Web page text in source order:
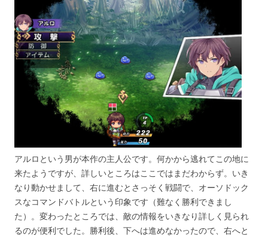
アルロという男が本作の主人公です。何かから逃れてこの地に
来たようですが、詳しいところはここではまだわからず。いき
なり動かせまして、右に進むとさっそく戦闘で、オーソドック
スなコマンドバトルという印象です（難なく勝利できまし
た）。変わったところでは、敵の情報をいきなり詳しく見られ
るのが便利でした。勝利後、下へは進めなかったので、右へと